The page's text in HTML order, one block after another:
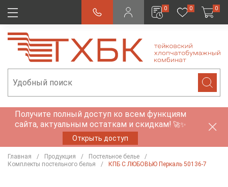
0 0 0
Получите полный доступ ко всем функциям
сайта, актуальным остаткам и скидкам! 🚀✨
Открыть доступ
Главная Продукция
Постельное белье
Комплекты постельного белья
КПБ С ЛЮБОВЬЮ Перкаль 50136-7